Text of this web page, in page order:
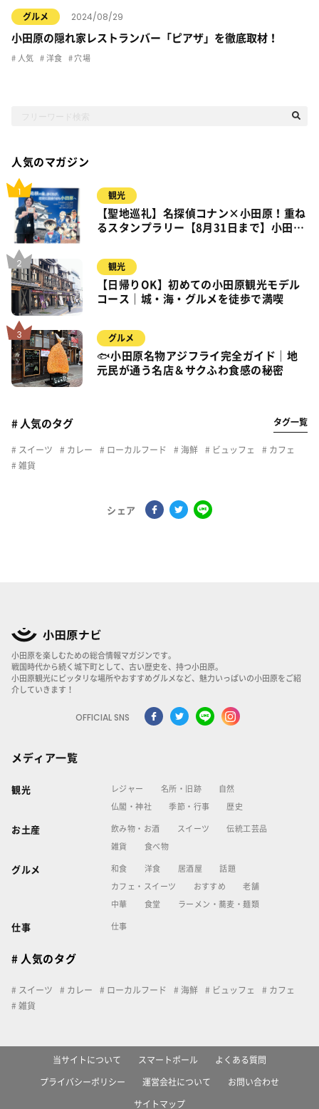
グルメ 2024/08/29
小田原の隠れ家レストランバー「ピアザ」を徹底取材！
人気 洋食 穴場
人気のマガジン
観光
【聖地巡礼】名探偵コナン×小田原！重ね
るスタンプラリー【8月31日まで】小田
観光
【日帰りOK】初めての小田原観光モデル
コース｜城・海・グルメを徒歩で満喫
グルメ
🐟小田原名物アジフライ完全ガイド｜地
元民が通う名店＆サクふわ食感の秘密
# 人気のタグ タグ一覧
スイーツ カレー ローカルフード 海鮮 ビュッフェ
カフェ
雑貨
シェア
小田原を楽しむための総合情報マガジンです。
戦国時代から続く城下町として、古い歴史を、持つ小田原。
小田原観光にピッタリな場所やおすすめグルメなど、魅力いっぱいの小田原をご紹
介していきます！
OFFICIAL SNS
メディア一覧
観光 レジャー 名所・旧跡 自然
仏閣・神社 季節・行事 歴史
お土産 飲み物・お酒 スイーツ 伝統工芸品
雑貨 食べ物
グルメ 和食 洋食 居酒屋 話題
カフェ・スイーツ おすすめ 老舗
中華 食堂 ラーメン・蕎麦・麺類
仕事 仕事
# 人気のタグ
スイーツ カレー ローカルフード 海鮮 ビュッフェ
カフェ
雑貨
当サイトについて スマートポール よくある質問
プライバシーポリシー 運営会社について お問い合わせ
サイトマップ